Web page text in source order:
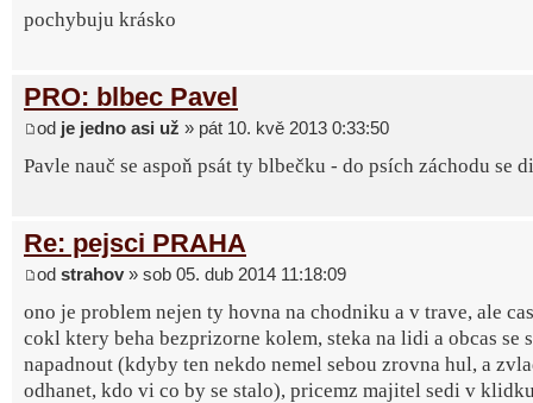
pochybuju krásko
PRO: blbec Pavel
od je jedno asi už » pát 10. kvě 2013 0:33:50
Pavle nauč se aspoň psát ty blbečku - do psích záchodu se
Re: pejsci PRAHA
od strahov » sob 05. dub 2014 11:18:09
ono je problem nejen ty hovna na chodniku a v trave, ale
cokl ktery beha bezprizorne kolem, steka na lidi a obcas se
napadnout (kdyby ten nekdo nemel sebou zrovna hul, a
odhanet, kdo vi co by se stalo), pricemz majitel sedi v